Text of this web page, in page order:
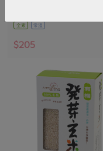
全素 常溫
$205